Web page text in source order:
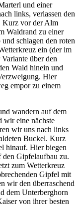
und einer
links, verlassen den
Kurz vor der Alm
Waldrand zu einer
schlagen den roten
ein (der im
über den
Wald hinein und
Hier
empor zu einem
wandern auf dem
wir eine nächste
wir uns nach links
Buckel. Kurz
hinauf. Hier biegen
den Gipfelaufbau zu.
zum Wetterkreuz
Gipfel mit
wir den überraschend
dem Unterberghorn
von ihrer besten